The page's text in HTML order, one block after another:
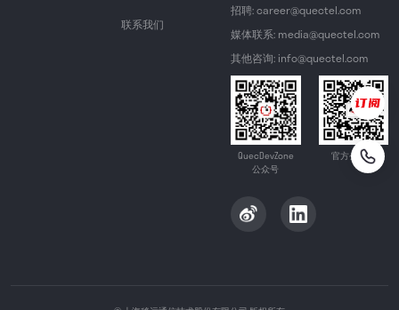
联系我们
招聘: career@quectel.com
媒体联系: media@quectel.com
其他咨询: info@quectel.com
QuecDevZone
公众号
官方公众号